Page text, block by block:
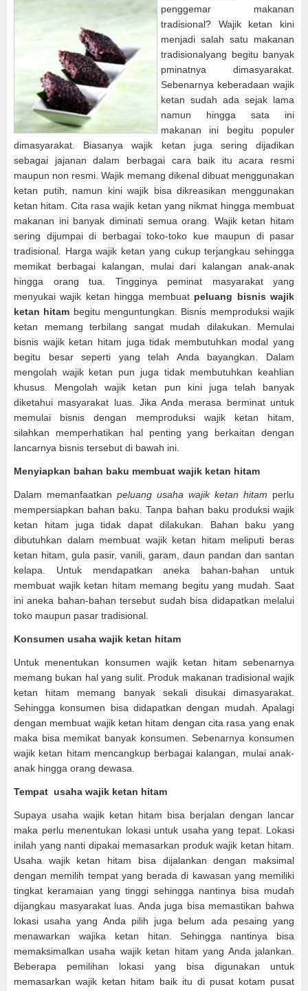
penggemar makanan
tradisional? Wajik ketan kini
menjadi salah satu makanan
tradisionalyang begitu banyak
pminatnya dimasyarakat.
Sebenarnya keberadaan wajik
ketan sudah ada sejak lama
namun hingga sata ini
makanan ini begitu populer
dimasyarakat. Biasanya wajik ketan juga sering dijadikan
sebagai jajanan dalam berbagai cara baik itu acara resmi
maupun non resmi. Wajik memang dikenal dibuat menggunakan
ketan putih, namun kini wajik bisa dikreasikan menggunakan
ketan hitam. Cita rasa wajik ketan yang nikmat hingga membuat
makanan ini banyak diminati semua orang. Wajik ketan hitam
sering dijumpai di berbagai toko-toko kue maupun di pasar
tradisional. Harga wajik ketan yang cukup terjangkau sehingga
memikat berbagai kalangan, mulai dari kalangan anak-anak
hingga orang tua. Tingginya peminat masyarakat yang
menyukai wajik ketan hingga membuat peluang bisnis wajik
ketan hitam begitu menguntungkan. Bisnis memproduksi wajik
ketan memang terbilang sangat mudah dilakukan. Memulai
bisnis wajik ketan hitam juga tidak membutuhkan modal yang
begitu besar seperti yang telah Anda bayangkan. Dalam
mengolah wajik ketan pun juga tidak membutuhkan keahlian
khusus. Mengolah wajik ketan pun kini juga telah banyak
diketahui masyarakat luas. Jika Anda merasa berminat untuk
memulai bisnis dengan memproduksi wajik ketan hitam,
silahkan memperhatikan hal penting yang berkaitan dengan
lancarnya bisnis tersebut di bawah ini.
Menyiapkan bahan baku membuat wajik ketan hitam
Dalam memanfaatkan peluang usaha wajik ketan hitam perlu
mempersiapkan bahan baku. Tanpa bahan baku produksi wajik
ketan hitam juga tidak dapat dilakukan. Bahan baku yang
dibutuhkan dalam membuat wajik ketan hitam meliputi beras
ketan hitam, gula pasir, vanili, garam, daun pandan dan santan
kelapa. Untuk mendapatkan aneka bahan-bahan untuk
membuat wajik ketan hitam memang begitu yang mudah. Saat
ini aneka bahan-bahan tersebut sudah bisa didapatkan melalui
toko maupun pasar tradisional.
Konsumen usaha wajik ketan hitam
Untuk menentukan konsumen wajik ketan hitam sebenarnya
memang bukan hal yang sulit. Produk makanan tradisional wajik
ketan hitam memang banyak sekali disukai dimasyarakat.
Sehingga konsumen bisa didapatkan dengan mudah. Apalagi
dengan membuat wajik ketan hitam dengan cita rasa yang enak
maka bisa memikat banyak konsumen. Sebenarnya konsumen
wajik ketan hitam mencangkup berbagai kalangan, mulai anak-
anak hingga orang dewasa.
Tempat usaha wajik ketan hitam
Supaya usaha wajik ketan hitam bisa berjalan dengan lancar
maka perlu menentukan lokasi untuk usaha yang tepat. Lokasi
inilah yang nanti dipakai memasarkan produk wajik ketan hitam.
Usaha wajik ketan hitam bisa dijalankan dengan maksimal
dengan memilih tempat yang berada di kawasan yang memiliki
tingkat keramaian yang tinggi sehingga nantinya bisa mudah
dijangkau masyarakat luas. Anda juga bisa memastikan bahwa
lokasi usaha yang Anda pilih juga belum ada pesaing yang
menawarkan wajika ketan hitan. Sehingga nantinya bisa
memaksimalkan usaha wajik ketan hitam yang Anda jalankan.
Beberapa pemilihan lokasi yang bisa digunakan untuk
memasarkan wajik ketan hitam baik itu di pusat kotam pusat